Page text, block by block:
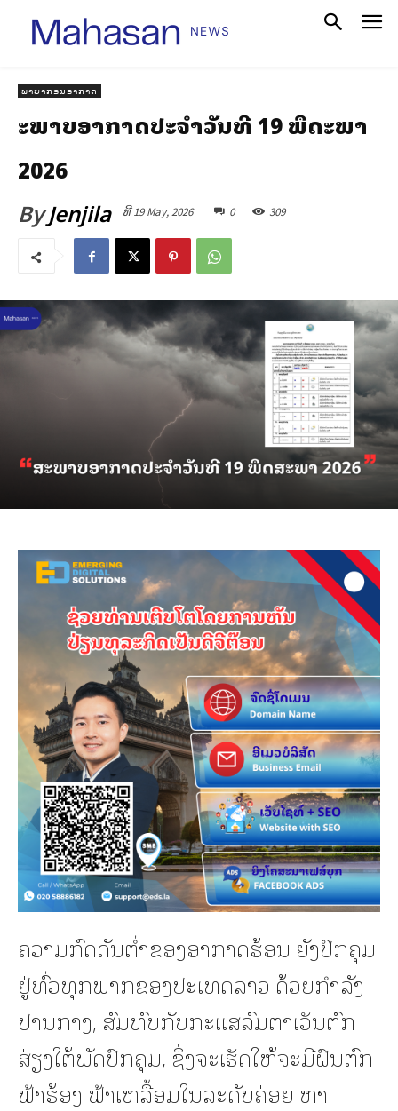
ພາຍາກອນອາກາດ
ສະພາບອາກາດປະຈໍາວັນທີ 19 ພຶດສະພາ
2026
ByJenjila ທີ 19 May, 2026 0 309
ຄວາມກົດດັນຕ່ຳຂອງອາກາດຮ້ອນ ຍັງປົກຄຸມ
ຢູ່ທົ່ວທຸກພາກຂອງປະເທດລາວ ດ້ວຍກໍາລັງ
ປານກາງ, ສົມທົບກັບກະແສລົມຕາເວັນຕົກ
ສ່ຽງໃຕ້ພັດປົກຄຸມ, ຊຶ່ງຈະເຮັດໃຫ້ຈະມີຝົນຕົກ
ຟ້າຮ້ອງ ຟ້າເຫລື້ອມໃນລະດັບຄ່ອຍ ຫາ